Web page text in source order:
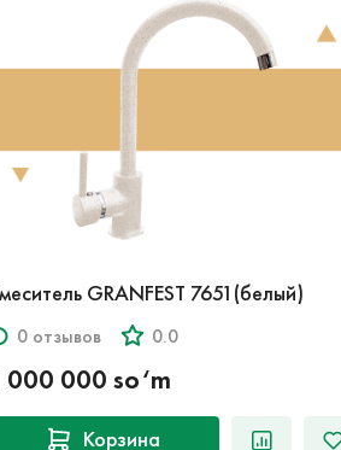
GRANFEST 7651(белый)
0 отзывов 0.0
000 000 so‘m
Корзина